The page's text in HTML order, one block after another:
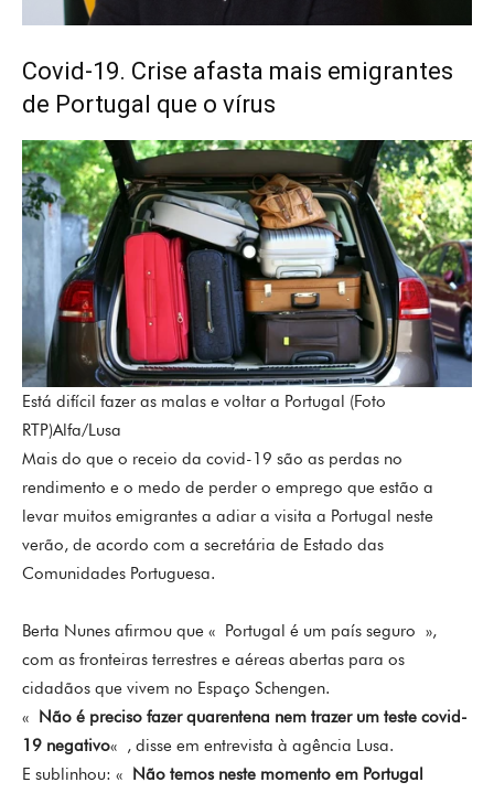
Covid-19. Crise afasta mais emigrantes
de Portugal que o vírus
Está difícil fazer as malas e voltar a Portugal (Foto
RTP)Alfa/Lusa
Mais do que o receio da covid-19 são as perdas no
rendimento e o medo de perder o emprego que estão a
levar muitos emigrantes a adiar a visita a Portugal neste
verão, de acordo com a secretária de Estado das
Comunidades Portuguesa.
Berta Nunes afirmou que « Portugal é um país seguro »,
com as fronteiras terrestres e aéreas abertas para os
cidadãos que vivem no Espaço Schengen.
« Não é preciso fazer quarentena nem trazer um teste covid-
19 negativo« , disse em entrevista à agência Lusa.
E sublinhou: « Não temos neste momento em Portugal